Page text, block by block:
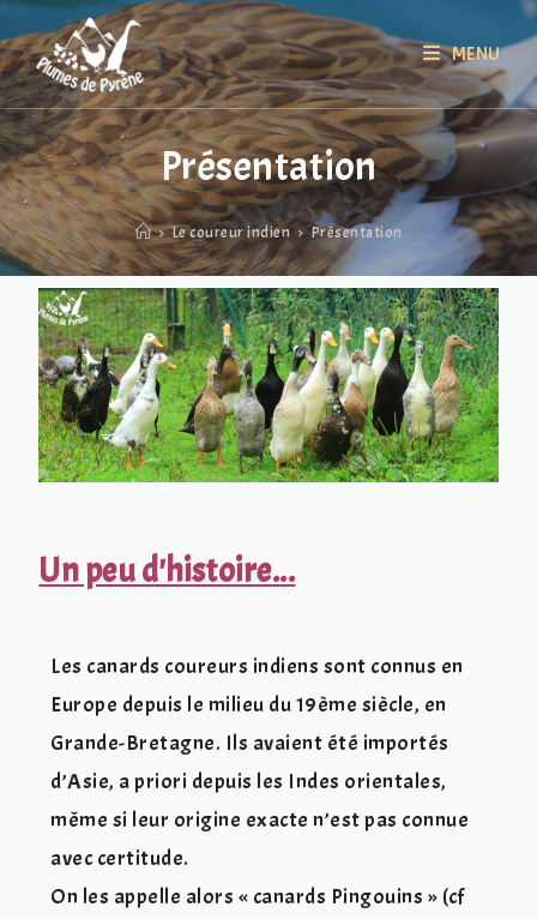
MENU
Présentation
> Le coureur indien > Présentation
Un peu d'histoire...
Les canards coureurs indiens sont connus en
Europe depuis le milieu du 19ème siècle, en
Grande-Bretagne. Ils avaient été importés
d’Asie, a priori depuis les Indes orientales,
même si leur origine exacte n’est pas connue
avec certitude.
On les appelle alors « canards Pingouins » (cf